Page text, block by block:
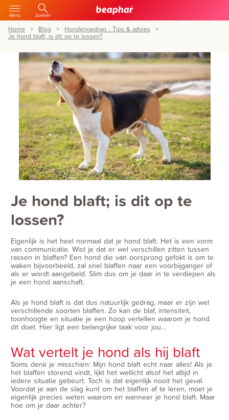
Menu Zoeken
Home Blog
Hondengedrag - Tips & advies
Je hond blaft; is dit op te lossen?
Je hond blaft; is dit op te
lossen?
Eigenlijk is het heel normaal dat je hond blaft. Het is een vorm
van communicatie. Wist je dat er wel verschillen zitten tussen
rassen in blaffen? Een hond die van oorsprong gefokt is om te
waken bijvoorbeeld, zal snel blaffen naar een voorbijganger of
als er wordt aangebeld. Slim dus om je daar in te verdiepen als
je een hond aanschaft.
Als je hond blaft is dat dus natuurlijk gedrag, maar er zijn wel
verschillende soorten blaffen. Zo kan de blaf, intensiteit,
toonhoogte en situatie je een hoop vertellen waarom je hond
dit doet. Hier ligt een belangrijke taak voor jou…
Wat vertelt je hond als hij blaft
Soms denk je misschien: Mijn hond blaft echt naar alles! Als je
het blaffen storend vindt, lijkt het wellicht alsof het altijd in
iedere situatie gebeurt. Toch is dat eigenlijk nooit het geval.
Voordat je aan de slag kunt om het blaffen af te leren, moet je
eigenlijk precies weten waarom en wanneer je hond blaft. Maar
hoe om je daar achter?